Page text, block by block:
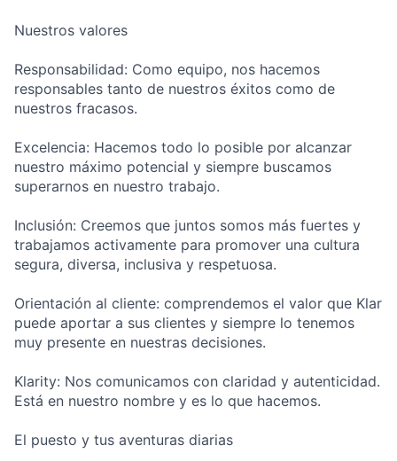
Nuestros valores
Responsabilidad: Como equipo, nos hacemos
responsables tanto de nuestros éxitos como de
nuestros fracasos.
Excelencia: Hacemos todo lo posible por alcanzar
nuestro máximo potencial y siempre buscamos
superarnos en nuestro trabajo.
Inclusión: Creemos que juntos somos más fuertes y
trabajamos activamente para promover una cultura
segura, diversa, inclusiva y respetuosa.
Orientación al cliente: comprendemos el valor que Klar
puede aportar a sus clientes y siempre lo tenemos
muy presente en nuestras decisiones.
Klarity: Nos comunicamos con claridad y autenticidad.
Está en nuestro nombre y es lo que hacemos.
El puesto y tus aventuras diarias